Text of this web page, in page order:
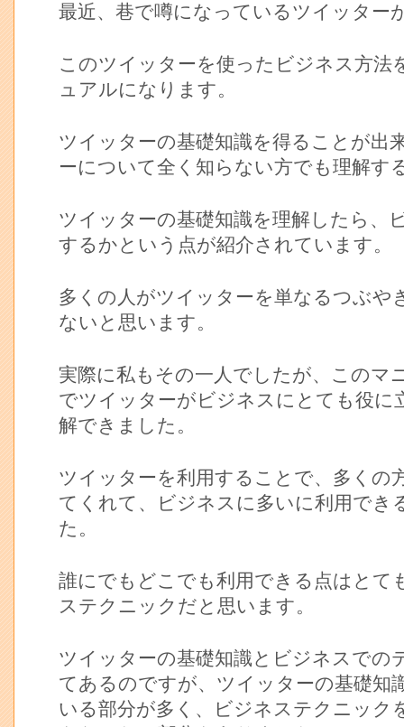
最近、巷で噂になっているツイッター
このツイッターを使ったビジネス方法
ュアルになります。
ツイッターの基礎知識を得ることが出
ーについて全く知らない方でも理解す
ツイッターの基礎知識を理解したら、
するかという点が紹介されています。
多くの人がツイッターを単なるつぶや
ないと思います。
実際に私もその一人でしたが、このマ
でツイッターがビジネスにとても役に
解できました。
ツイッターを利用することで、多くの
てくれて、ビジネスに多いに利用でき
た。
誰にでもどこでも利用できる点はとて
ステクニックだと思います。
ツイッターの基礎知識とビジネスでの
てあるのですが、ツイッターの基礎知
いる部分が多く、ビジネステクニック